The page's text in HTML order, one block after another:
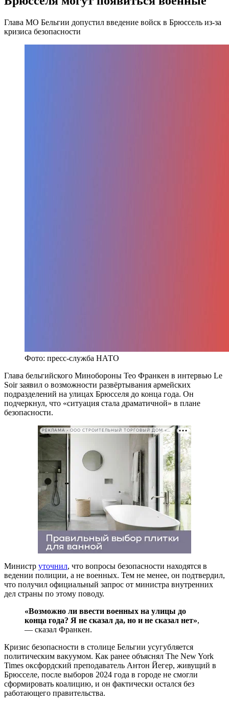
Глава МО Бельгии допустил введение войск в Брюссель из-за
кризиса безопасности
Фото: пресс-служба НАТО
Глава бельгийского Минобороны Тео Франкен в интервью Le
Soir заявил о возможности развёртывания армейских
подразделений на улицах Брюсселя до конца года. Он
подчеркнул, что «ситуация стала драматичной» в плане
безопасности.
РЕКЛАМА • ООО СТРОИТЕЛЬНЫЙ ТОРГОВЫЙ ДОМ «ПЕТРОВИЧ». ИНН: 7802348846
Министр уточнил, что вопросы безопасности находятся в
ведении полиции, а не военных. Тем не менее, он подтвердил,
что получил официальный запрос от министра внутренних
дел страны по этому поводу.
«Возможно ли ввести военных на улицы до
конца года? Я не сказал да, но и не сказал нет»,
— сказал Франкен.
Кризис безопасности в столице Бельгии усугубляется
политическим вакуумом. Как ранее объяснял The New York
Times оксфордский преподаватель Антон Йегер, живущий в
Брюсселе, после выборов 2024 года в городе не смогли
сформировать коалицию, и он фактически остался без
работающего правительства.